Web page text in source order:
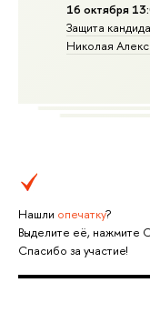
16 октября
Защита
Николая
Нашли опечатку?
Выделите её, нажмите
Спасибо за участие!